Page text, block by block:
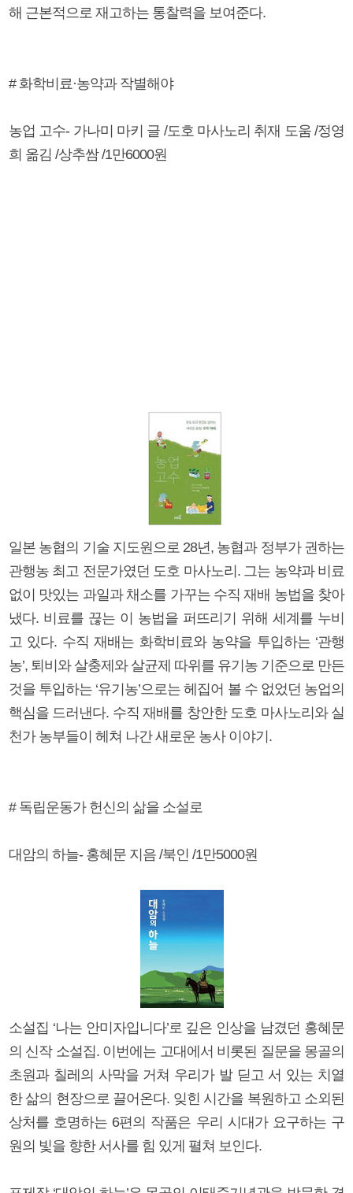
해 근본적으로 재고하는 통찰력을 보여준다.
# 화학비료·농약과 작별해야
농업 고수- 가나미 마키 글 /도호 마사노리 취재 도움 /정영
희 옮김 /상추쌈 /1만6000원
일본 농협의 기술 지도원으로 28년, 농협과 정부가 권하는
관행농 최고 전문가였던 도호 마사노리. 그는 농약과 비료
없이 맛있는 과일과 채소를 가꾸는 수직 재배 농법을 찾아
냈다. 비료를 끊는 이 농법을 퍼뜨리기 위해 세계를 누비
고 있다. 수직 재배는 화학비료와 농약을 투입하는 ‘관행
농’, 퇴비와 살충제와 살균제 따위를 유기농 기준으로 만든
것을 투입하는 ‘유기농’으로는 헤집어 볼 수 없었던 농업의
핵심을 드러낸다. 수직 재배를 창안한 도호 마사노리와 실
천가 농부들이 헤쳐 나간 새로운 농사 이야기.
# 독립운동가 헌신의 삶을 소설로
대암의 하늘- 홍혜문 지음 /북인 /1만5000원
소설집 ‘나는 안미자입니다’로 깊은 인상을 남겼던 홍혜문
의 신작 소설집. 이번에는 고대에서 비롯된 질문을 몽골의
초원과 칠레의 사막을 거쳐 우리가 발 딛고 서 있는 치열
한 삶의 현장으로 끌어온다. 잊힌 시간을 복원하고 소외된
상처를 호명하는 6편의 작품은 우리 시대가 요구하는 구
원의 빛을 향한 서사를 힘 있게 펼쳐 보인다.